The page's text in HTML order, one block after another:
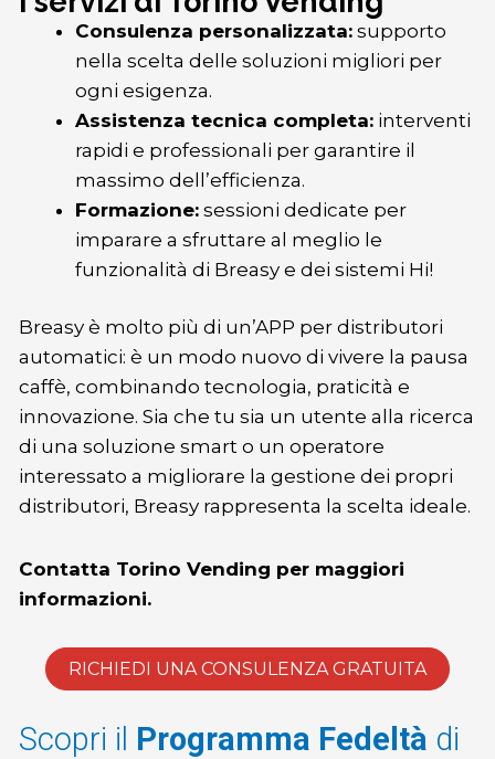
Consulenza personalizzata: supporto
nella scelta delle soluzioni migliori per
ogni esigenza.
Assistenza tecnica completa: interventi
rapidi e professionali per garantire il
massimo dell’efficienza.
Formazione: sessioni dedicate per
imparare a sfruttare al meglio le
funzionalità di Breasy e dei sistemi Hi!
Breasy è molto più di un’APP per distributori
automatici: è un modo nuovo di vivere la pausa
caffè, combinando tecnologia, praticità e
innovazione. Sia che tu sia un utente alla ricerca
di una soluzione smart o un operatore
interessato a migliorare la gestione dei propri
distributori, Breasy rappresenta la scelta ideale.
Contatta Torino Vending per maggiori
informazioni.
RICHIEDI UNA CONSULENZA GRATUITA
Scopri il Programma Fedeltà di